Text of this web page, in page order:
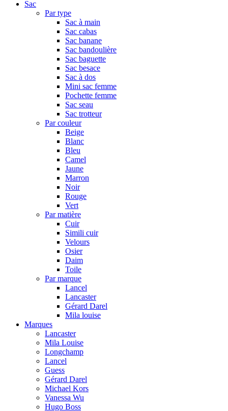
Sac
Par type
Sac à main
Sac cabas
Sac banane
Sac bandoulière
Sac baguette
Sac besace
Sac à dos
Mini sac femme
Pochette femme
Sac seau
Sac trotteur
Par couleur
Beige
Blanc
Bleu
Camel
Jaune
Marron
Noir
Rouge
Vert
Par matière
Cuir
Simili cuir
Velours
Osier
Daim
Toile
Par marque
Lancel
Lancaster
Gérard Darel
Mila louise
Marques
Lancaster
Mila Louise
Longchamp
Lancel
Guess
Gérard Darel
Michael Kors
Vanessa Wu
Hugo Boss